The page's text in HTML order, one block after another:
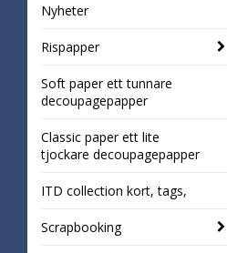
Nyheter
Rispapper
Soft paper ett tunnare
decoupagepapper
Classic paper ett lite
tjockare decoupagepapper
ITD collection kort, tags,
Scrapbooking